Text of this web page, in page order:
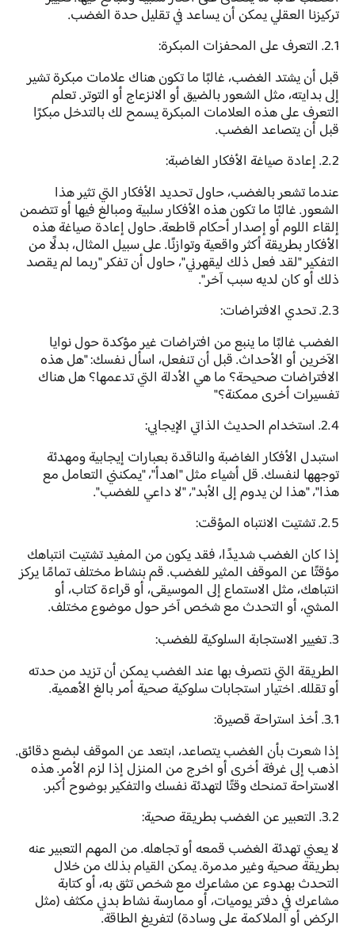
تركيزنا العقلي يمكن أن يساعد في تقليل حدة الغضب.
2.1. التعرف على المحفزات المبكرة:
قبل أن يشتد الغضب، غالبًا ما تكون هناك علامات مبكرة تشير
إلى بدايته، مثل الشعور بالضيق أو الانزعاج أو التوتر. تعلم
التعرف على هذه العلامات المبكرة يسمح لك بالتدخل مبكرًا
قبل أن يتصاعد الغضب.
2.2. إعادة صياغة الأفكار الغاضبة:
عندما تشعر بالغضب، حاول تحديد الأفكار التي تثير هذا
الشعور. غالبًا ما تكون هذه الأفكار سلبية ومبالغ فيها أو تتضمن
إلقاء اللوم أو إصدار أحكام قاطعة. حاول إعادة صياغة هذه
الأفكار بطريقة أكثر واقعية وتوازنًا. على سبيل المثال، بدلًا من
التفكير "لقد فعل ذلك ليقهرني"، حاول أن تفكر "ربما لم يقصد
ذلك أو كان لديه سبب آخر".
2.3. تحدي الافتراضات:
الغضب غالبًا ما ينبع من افتراضات غير مؤكدة حول نوايا
الآخرين أو الأحداث. قبل أن تنفعل، اسأل نفسك: "هل هذه
الافتراضات صحيحة؟ ما هي الأدلة التي تدعمها؟ هل هناك
تفسيرات أخرى ممكنة؟"
2.4. استخدام الحديث الذاتي الإيجابي:
استبدل الأفكار الغاضبة والناقدة بعبارات إيجابية ومهدئة
توجهها لنفسك. قل أشياء مثل "اهدأ"، "يمكنني التعامل مع
هذا"، "هذا لن يدوم إلى الأبد"، "لا داعي للغضب".
2.5. تشتيت الانتباه المؤقت:
إذا كان الغضب شديدًا، فقد يكون من المفيد تشتيت انتباهك
مؤقتًا عن الموقف المثير للغضب. قم بنشاط مختلف تمامًا يركز
انتباهك، مثل الاستماع إلى الموسيقى، أو قراءة كتاب، أو
المشي، أو التحدث مع شخص آخر حول موضوع مختلف.
3. تغيير الاستجابة السلوكية للغضب:
الطريقة التي نتصرف بها عند الغضب يمكن أن تزيد من حدته
أو تقلله. اختيار استجابات سلوكية صحية أمر بالغ الأهمية.
3.1. أخذ استراحة قصيرة:
إذا شعرت بأن الغضب يتصاعد، ابتعد عن الموقف لبضع دقائق.
اذهب إلى غرفة أخرى أو اخرج من المنزل إذا لزم الأمر. هذه
الاستراحة تمنحك وقتًا لتهدئة نفسك والتفكير بوضوح أكبر.
3.2. التعبير عن الغضب بطريقة صحية:
لا يعني تهدئة الغضب قمعه أو تجاهله. من المهم التعبير عنه
بطريقة صحية وغير مدمرة. يمكن القيام بذلك من خلال
التحدث بهدوء عن مشاعرك مع شخص تثق به، أو كتابة
مشاعرك في دفتر يوميات، أو ممارسة نشاط بدني مكثف (مثل
الركض أو الملاكمة على وسادة) لتفريغ الطاقة.